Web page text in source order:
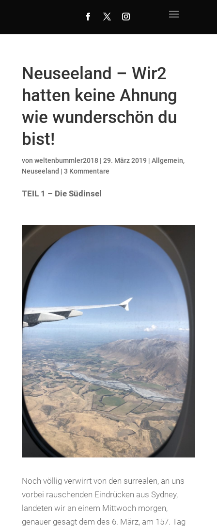
Neuseeland – Wir2
hatten keine Ahnung
wie wunderschön du
bist!
von weltenbummler2018| 29. März 2019 | Allgemein,
Neuseeland | 3 Kommentare
TEIL 1 – Die Südinsel
Noch völlig verwirrt von den surrealen, an uns
vorbei rauschenden Eindrücken aus Sydney,
landeten wir an einem Mittwoch morgen,
genauer gesagt dem des 6. März, am 157. Tag